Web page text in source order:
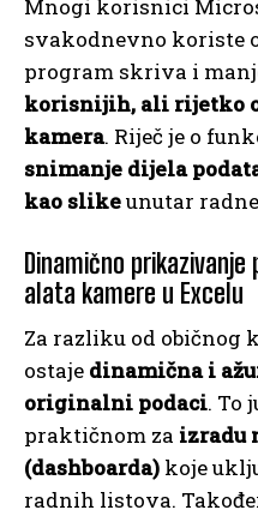
Mnogi korisnici
svakodnevno koriste
program skriva i
korisnijih, ali rijetko
kamera. Riječ je o
snimanje dijela
kao slikeunutar
Dinamično
alata kamere u Excelu
Za razliku od običnog
ostaje dinamična i
originalni podaci. To
praktičnom za izradu
(dashboarda) koje
radnih listova.